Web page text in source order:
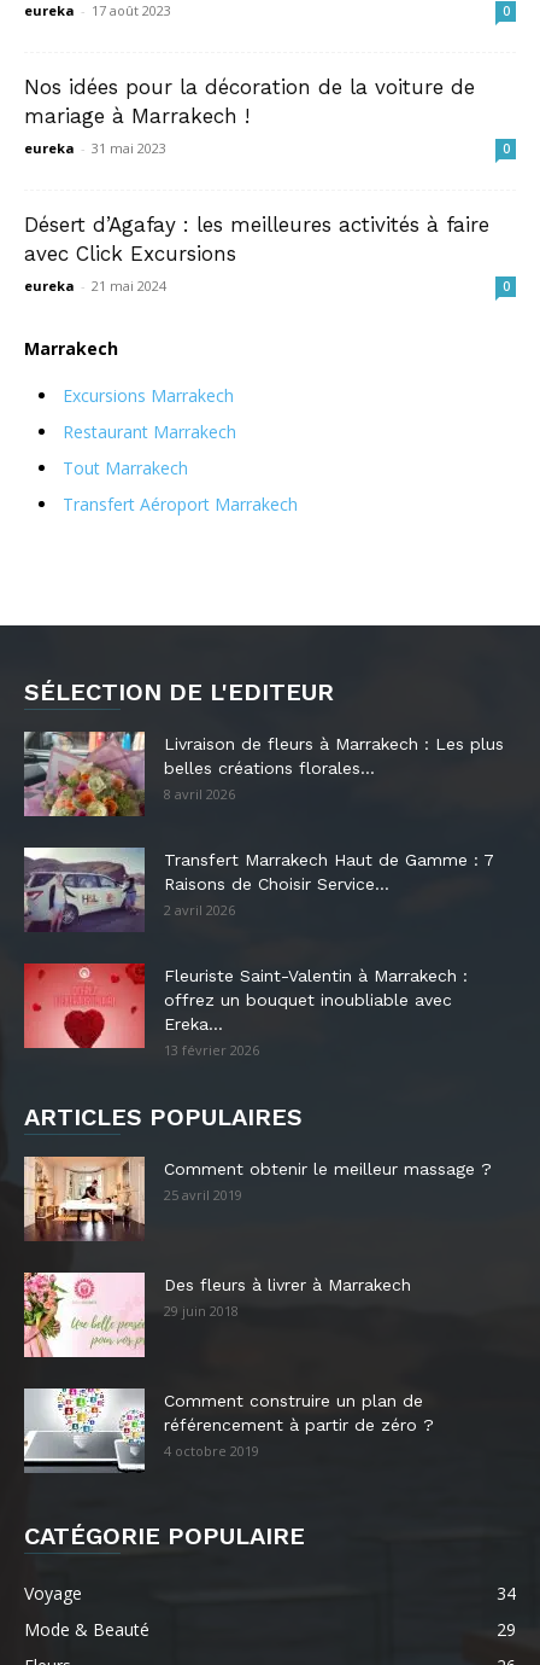
eureka - 17 août 2023 0
Nos idées pour la décoration de la voiture de
mariage à Marrakech !
eureka - 31 mai 2023 0
Désert d’Agafay : les meilleures activités à faire
avec Click Excursions
eureka - 21 mai 2024 0
Marrakech
Excursions Marrakech
Restaurant Marrakech
Tout Marrakech
Transfert Aéroport Marrakech
SÉLECTION DE L'EDITEUR
Livraison de fleurs à Marrakech : Les plus
belles créations florales...
8 avril 2026
Transfert Marrakech Haut de Gamme : 7
Raisons de Choisir Service...
2 avril 2026
Fleuriste Saint-Valentin à Marrakech :
offrez un bouquet inoubliable avec
Ereka...
13 février 2026
ARTICLES POPULAIRES
Comment obtenir le meilleur massage ?
25 avril 2019
Des fleurs à livrer à Marrakech
29 juin 2018
Comment construire un plan de
référencement à partir de zéro ?
4 octobre 2019
CATÉGORIE POPULAIRE
Voyage
34
Mode & Beauté
29